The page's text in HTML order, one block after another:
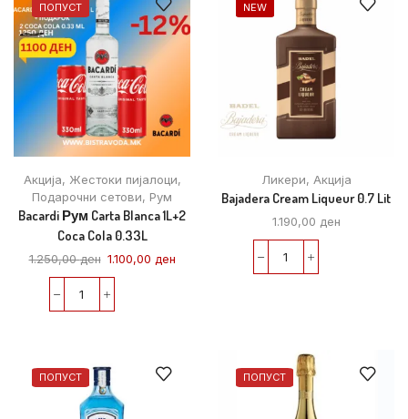
ПОПУСТ
Акција, Жестоки пијалоци,
Подарочни сетови, Рум
Bacardi Рум Carta Blanca 1L+2
Coca Cola 0.33L
1.250,00ден 1.100,00 ден
NEW
Ликери, Акција
Bajadera Cream Liqueur 0.7 Lit
1.190,00 ден
ПОПУСТ ПОПУСТ